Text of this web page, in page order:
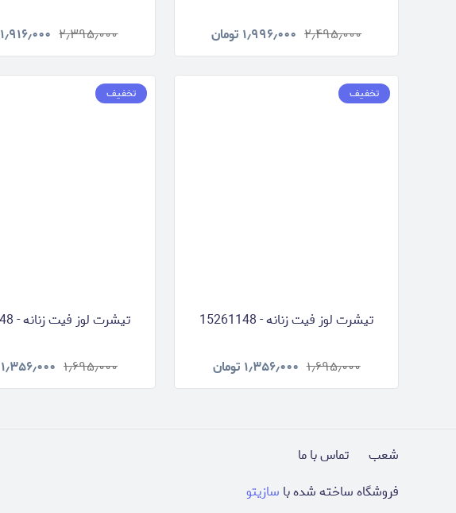
۲٫۴۹۵٫۰۰۰ ۱٫۹۹۶٫۰۰۰ تومان ۲٫۳۹۵٫۰۰۰ ۱٫۹۱۶٫۰۰۰
تخفیف
تیشرت لوز فیت زنانه - 15261148
۱٫۶۹۵٫۰۰۰ ۱٫۳۵۶٫۰۰۰ تومان
تخفیف
تیشرت لوز فیت زنانه - 15261148
۱٫۶۹۵٫۰۰۰ ۱٫۳۵۶٫۰۰۰
شعب
تماس با ما
فروشگاه ساخته شده با سازیتو